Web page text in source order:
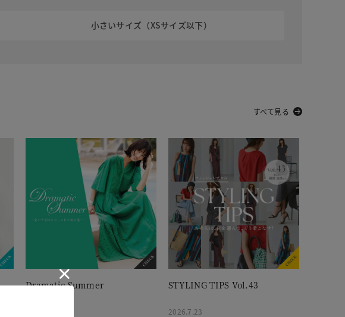
小さいサイズ（XSサイズ以下）
すべて見る
Dramatic Summer STYLING TIPS Vol.43
2026.7.23